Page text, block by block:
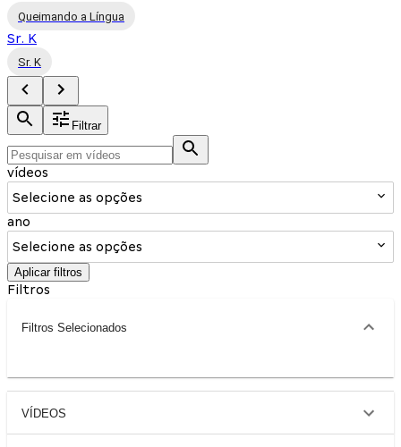
Queimando a Língua
Sr. K
Sr. K
Filtrar
vídeos
Selecione as opções
ano
Selecione as opções
Aplicar filtros
Filtros
Filtros Selecionados
VÍDEOS